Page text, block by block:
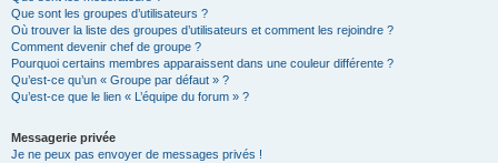
Que sont les groupes d’utilisateurs ?
Où trouver la liste des groupes d’utilisateurs et comment les rejoindre ?
Comment devenir chef de groupe ?
Pourquoi certains membres apparaissent dans une couleur différente ?
Qu’est-ce qu’un « Groupe par défaut » ?
Qu’est-ce que le lien « L’équipe du forum » ?
Messagerie privée
Je ne peux pas envoyer de messages privés !